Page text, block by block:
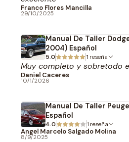
Franco Flores Mancilla
29/10/2025
Manual De Taller
2004) Español
5.0 1 reseña
Muy completo y sobretodo
Daniel Caceres
10/1/2026
Manual De Taller
Español
4.0 1 reseña
Angel Marcelo Salgado Molina
8/9/2025